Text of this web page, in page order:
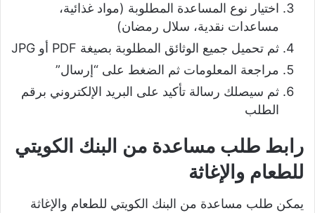
اختيار نوع المساعدة المطلوبة (مواد غذائية،
مساعدات نقدية، سلال رمضان)
ثم تحميل جميع الوثائق المطلوبة بصيغة PDF أو JPG
مراجعة المعلومات ثم الضغط على “إرسال”
ثم سيصلك رسالة تأكيد على البريد الإلكتروني برقم
الطلب
رابط طلب مساعدة من البنك الكويتي
للطعام والإغاثة
يمكن طلب مساعدة من البنك الكويتي للطعام والإغاثة